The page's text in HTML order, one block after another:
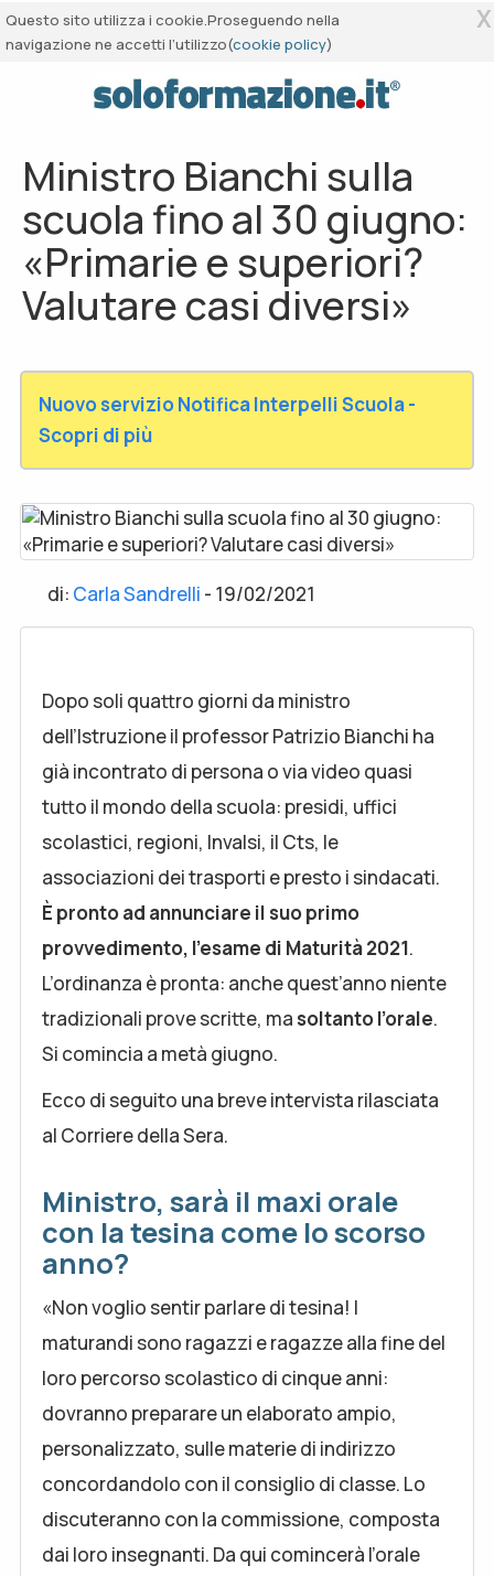
Questo sito utilizza i cookie.Proseguendo nella
navigazione ne accetti l’utilizzo(cookie policy)
X
Ministro Bianchi sulla
scuola fino al 30 giugno:
«Primarie e superiori?
Valutare casi diversi»
Nuovo servizio Notifica Interpelli Scuola -
Scopri di più
di: Carla Sandrelli - 19/02/2021
Dopo soli quattro giorni da ministro
dell’Istruzione il professor Patrizio Bianchi ha
già incontrato di persona o via video quasi
tutto il mondo della scuola: presidi, uffici
scolastici, regioni, Invalsi, il Cts, le
associazioni dei trasporti e presto i sindacati.
È pronto ad annunciare il suo primo
provvedimento, l’esame di Maturità 2021.
L’ordinanza è pronta: anche quest’anno niente
tradizionali prove scritte, ma soltanto l’orale.
Si comincia a metà giugno.
Ecco di seguito una breve intervista rilasciata
al Corriere della Sera.
Ministro, sarà il maxi orale
con la tesina come lo scorso
anno?
«Non voglio sentir parlare di tesina! I
maturandi sono ragazzi e ragazze alla fine del
loro percorso scolastico di cinque anni:
dovranno preparare un elaborato ampio,
personalizzato, sulle materie di indirizzo
concordandolo con il consiglio di classe. Lo
discuteranno con la commissione, composta
dai loro insegnanti. Da qui comincerà l’orale